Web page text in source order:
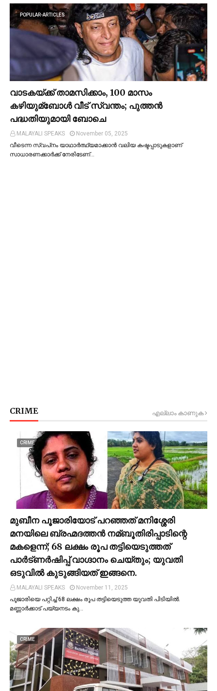
POPULAR-ARTICLES
വാടകയ്ക്ക് താമസിക്കാം, 100 മാസം
കഴിയുമ്ബോള്‍ വീട് സ്വന്തം; പുത്തന്‍
പദ്ധതിയുമായി ബോചെ
MALAYALI SPEAKS
November 05, 2025
വീടെന്ന സ്വപ്‌നം യാഥാര്‍ത്ഥ്യമാക്കാന്‍ വലിയ കഷ്ടപ്പാടുകളാണ്
സാധാരണക്കാര്‍ക്ക് നേരിടേണ്…
CRIME എല്ലാം കാണുക
CRIME
മുബീന പൂജാരിയോട് പറഞ്ഞത് മനിശ്ശേരി
മനയിലെ ബ്രഹ്മദത്തൻ നമ്ബൂതിരിപ്പാടിന്റെ
മകളെന്ന്; 68 ലക്ഷം രൂപ തട്ടിയെടുത്തത്
പാര്‍ട്ണര്‍ഷിപ്പ് വാഗ്ദാനം ചെയ്തും; യുവതി
ഒടുവില്‍ കുടുങ്ങിയത് ഇങ്ങനെ.
MALAYALI SPEAKS
November 11, 2025
പൂജാരിയെ പറ്റിച്ച്‌ 68 ലക്ഷം രൂപ തട്ടിയെടുത്ത യുവതി പിടിയില്‍.
മണ്ണാർക്കാട് പയ്യനടം കു…
CRIME